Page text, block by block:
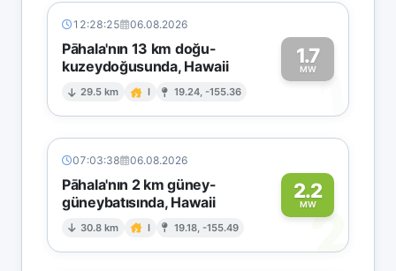
12:28:25 06.08.2026
Pāhala'nın 13 km doğu-
kuzeydoğusunda, Hawaii
29.5 km I 19.24, -155.36
1.7
MW1
07:03:38 06.08.2026
Pāhala'nın 2 km güney-
güneybatısında, Hawaii
30.8 km I 19.18, -155.49
2.2
MW2